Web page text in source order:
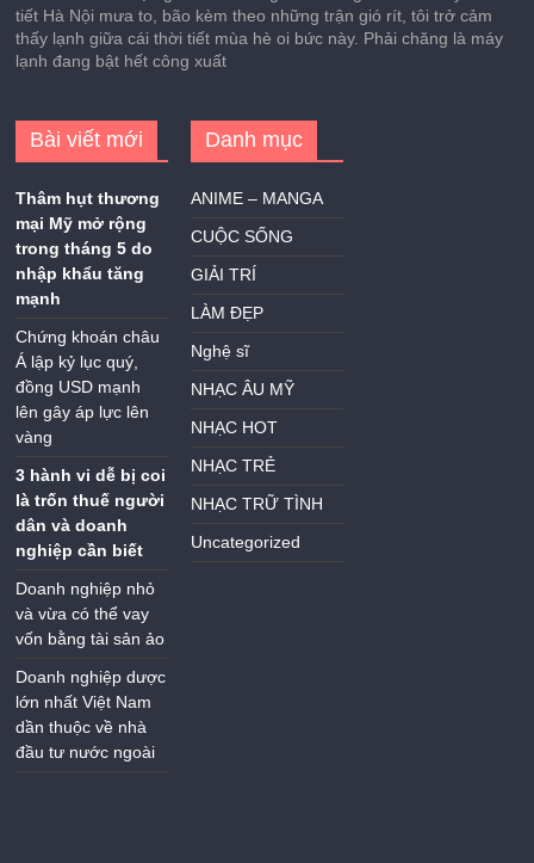
tiết Hà Nội mưa to, bão kèm theo những trận gió rít, tôi trở cảm
thấy lạnh giữa cái thời tiết mùa hè oi bức này. Phải chăng là máy
lạnh đang bật hết công xuất
Bài viết mới
Thâm hụt thương
mại Mỹ mở rộng
trong tháng 5 do
nhập khẩu tăng
mạnh
Chứng khoán châu
Á lập kỷ lục quý,
đồng USD mạnh
lên gây áp lực lên
vàng
3 hành vi dễ bị coi
là trốn thuế người
dân và doanh
nghiệp cần biết
Doanh nghiệp nhỏ
và vừa có thể vay
vốn bằng tài sản ảo
Doanh nghiệp dược
lớn nhất Việt Nam
dần thuộc về nhà
đầu tư nước ngoài
Danh mục
ANIME – MANGA
CUỘC SỐNG
GIẢI TRÍ
LÀM ĐẸP
Nghệ sĩ
NHẠC ÂU MỸ
NHẠC HOT
NHẠC TRẺ
NHẠC TRỮ TÌNH
Uncategorized